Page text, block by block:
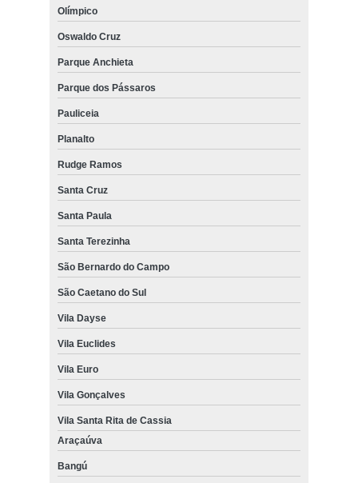
Olímpico
Oswaldo Cruz
Parque Anchieta
Parque dos Pássaros
Pauliceia
Planalto
Rudge Ramos
Santa Cruz
Santa Paula
Santa Terezinha
São Bernardo do Campo
São Caetano do Sul
Vila Dayse
Vila Euclides
Vila Euro
Vila Gonçalves
Vila Santa Rita de Cassia
Araçaúva
Bangú